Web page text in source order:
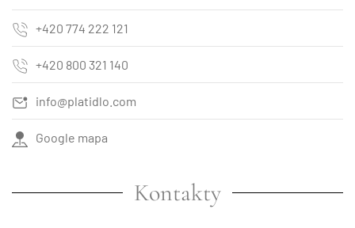
+420 774 222 121
+420 800 321 140
info@platidlo.com
Google mapa
Kontakty